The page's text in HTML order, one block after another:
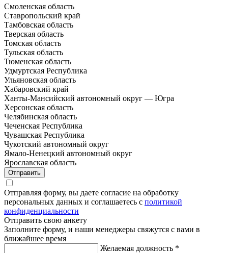
Смоленская область
Ставропольский край
Тамбовская область
Тверская область
Томская область
Тульская область
Тюменская область
Удмуртская Республика
Ульяновская область
Хабаровский край
Ханты-Мансийский автономный округ — Югра
Херсонская область
Челябинская область
Чеченская Республика
Чувашская Республика
Чукотский автономный округ
Ямало-Ненецкий автономный округ
Ярославская область
Отправить
Отправляя форму, вы даете согласие на обработку
персональных данных и соглашаетесь с политикой
конфиденциальности
Отправить свою анкету
Заполните форму, и наши менеджеры свяжутся с вами в
ближайшее время
Желаемая должность *